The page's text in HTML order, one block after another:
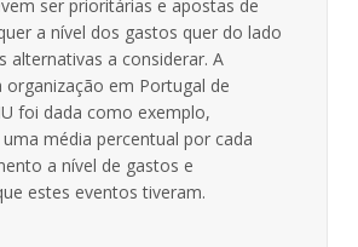
ser prioritárias e apostas de
a nível dos gastos quer do lado
alternativas a considerar. A
organização em Portugal de
foi dada como exemplo,
média percentual por cada
a nível de gastos e
estes eventos tiveram.